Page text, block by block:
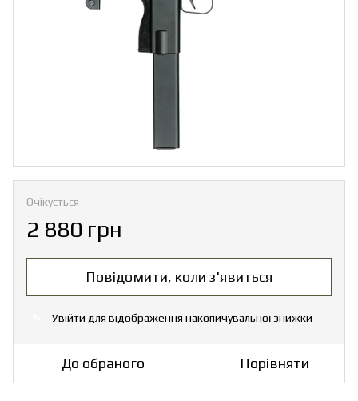
Очікується
2 880 грн
Повідомити, коли з'явиться
Увійти для відображення накопичувальної знижки
До обраного Порівняти